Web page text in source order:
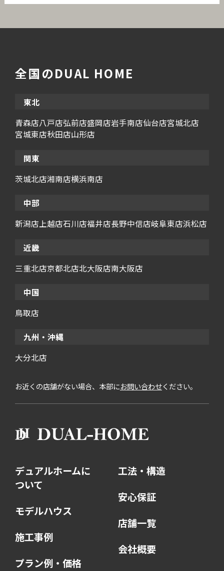
全国のDUAL HOME
東北
青森店八戸店弘前店盛岡店岩手南店仙台店宮城北店
宮城東店秋田店山形店
関東
茨城北店湘南店横浜南店
中部
新潟店 上越店石川店福井店長野中信店岐阜東店浜松店
近畿
三重北店京都北店北大阪店南大阪店
中国
鳥取店
九州・沖縄
大分北店
お近くの店舗がない場合、本部にお問い合わせください。
デュアルホームに
ついて
モデルハウス
施工事例
プラン例・価格
工法・構造
安心保証
店舗一覧
会社概要